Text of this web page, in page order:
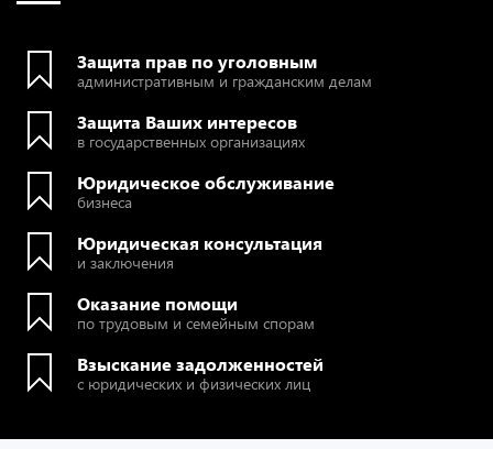
Защита прав по уголовным
административным и гражданским делам
Защита Ваших интересов
в государственных организациях
Юридическое обслуживание
бизнеса
Юридическая консультация
и заключения
Оказание помощи
по трудовым и семейным спорам
Взыскание задолженностей
с юридических и физических лиц